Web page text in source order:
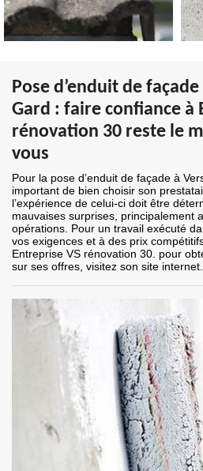
Pose d’enduit de
Gard : faire confiance à
rénovation 30 reste le
vous
Pour la pose d’enduit de façade à
important de bien choisir son
l’expérience de celui-ci doit être
mauvaises surprises, principalement
opérations. Pour un travail exécuté
vos exigences et à des prix
Entreprise VS rénovation 30. pour
sur ses offres, visitez son site internet.